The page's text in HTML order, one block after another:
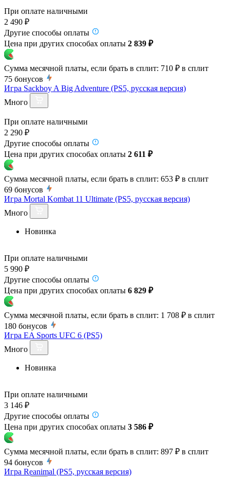
При оплате наличными
2 490 ₽
Другие способы оплаты
Цена при других способах оплаты 2 839 ₽
Сумма месячной платы, если брать в сплит: 710 ₽ в сплит
75 бонусов
Игра Sackboy A Big Adventure (PS5, русская версия)
Много
При оплате наличными
2 290 ₽
Другие способы оплаты
Цена при других способах оплаты 2 611 ₽
Сумма месячной платы, если брать в сплит: 653 ₽ в сплит
69 бонусов
Игра Mortal Kombat 11 Ultimate (PS5, русская версия)
Много
Новинка
При оплате наличными
5 990 ₽
Другие способы оплаты
Цена при других способах оплаты 6 829 ₽
Сумма месячной платы, если брать в сплит: 1 708 ₽ в сплит
180 бонусов
Игра EA Sports UFC 6 (PS5)
Много
Новинка
При оплате наличными
3 146 ₽
Другие способы оплаты
Цена при других способах оплаты 3 586 ₽
Сумма месячной платы, если брать в сплит: 897 ₽ в сплит
94 бонусов
Игра Reanimal (PS5, русская версия)